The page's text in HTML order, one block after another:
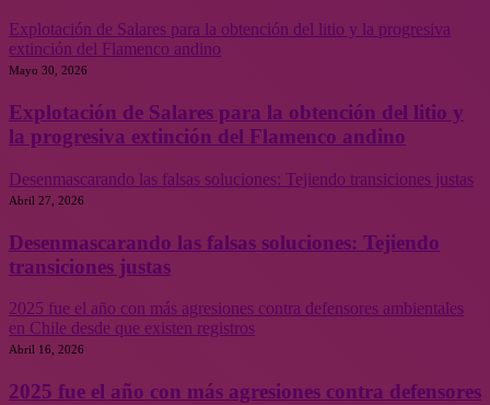
Explotación de Salares para la obtención del litio y la progresiva
extinción del Flamenco andino
Mayo 30, 2026
Explotación de Salares para la obtención del litio y
la progresiva extinción del Flamenco andino
Desenmascarando las falsas soluciones: Tejiendo transiciones justas
Abril 27, 2026
Desenmascarando las falsas soluciones: Tejiendo
transiciones justas
2025 fue el año con más agresiones contra defensores ambientales
en Chile desde que existen registros
Abril 16, 2026
2025 fue el año con más agresiones contra defensores